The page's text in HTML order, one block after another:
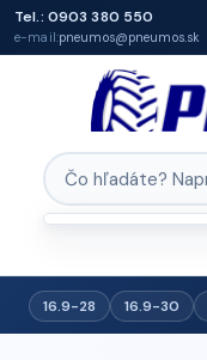
Tel.: 0903 380 550
e-mail:pneumos@pneumos.sk
16.9-28 16.9-30